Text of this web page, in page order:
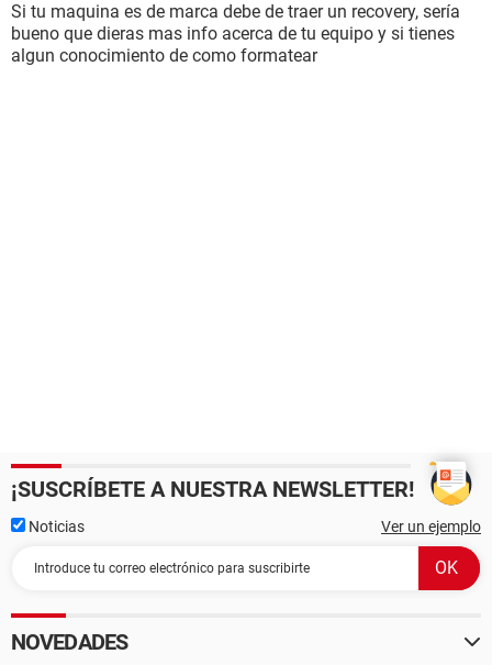
Si tu maquina es de marca debe de traer un recovery, sería
bueno que dieras mas info acerca de tu equipo y si tienes
algun conocimiento de como formatear
¡SUSCRÍBETE A NUESTRA NEWSLETTER!
Noticias Ver un ejemplo
NOVEDADES